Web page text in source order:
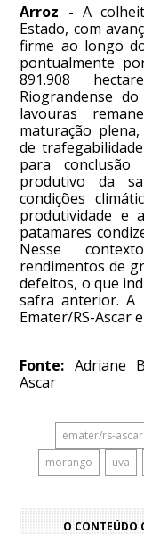
Arroz - A
Estado, com
firme ao longo
pontualmente
891.908
Riograndense
lavouras
maturação
de
para conclusão
produtivo da
condições
produtividade e
patamares
Nesse
rendimentos de
defeitos, o que
safra anterior. A
Emater/RS-Ascar
Fonte: Adriane
Ascar
emater/rs-ascar
morango
uva
O CONTEÚDO